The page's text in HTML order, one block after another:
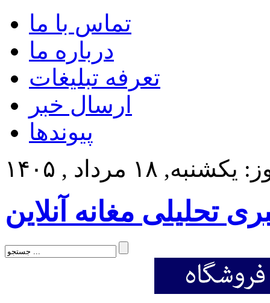
تماس با ما
درباره ما
تعرفه تبلیغات
ارسال خبر
پیوندها
۱۸ مرداد , ۱۴۰۵
تحلیلی مغانه آنلاین